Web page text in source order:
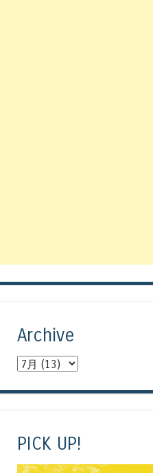
Archive
PICK UP!